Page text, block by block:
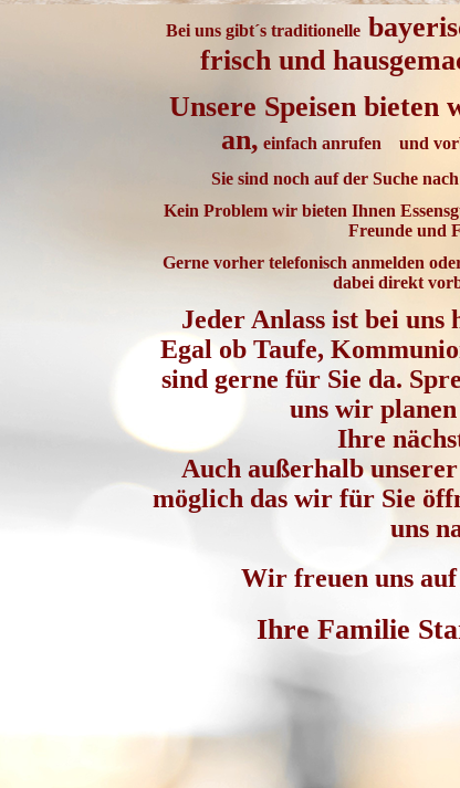
Bei uns gibt´s traditionelle b
frisch und
Unsere Speisen bieten
an, einfach anrufen und
Sie sind noch auf der Suche
Kein Problem wir bieten Ihnen
Freunde und
Gerne vorher telefonisch anmelden
dabei direkt
Jeder Anlass ist bei
Egal ob Taufe,
sind gerne für Sie da.
uns wir
Ihre
Auch außerhalb
möglich das wir für Sie
uns
Wir freuen uns
Ihre Familie